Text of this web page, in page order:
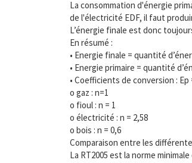
La consommation d'énergie
de l'électricité EDF, il faut
L’énergie finale est donc
En résumé :
• Energie finale = quantité
• Energie primaire = quantité
• Coefficients de conversion : Ep
o gaz : n=1
o fioul : n = 1
o électricité : n = 2,58
o bois : n = 0,6
Comparaison entre les
La RT2005 est la norme